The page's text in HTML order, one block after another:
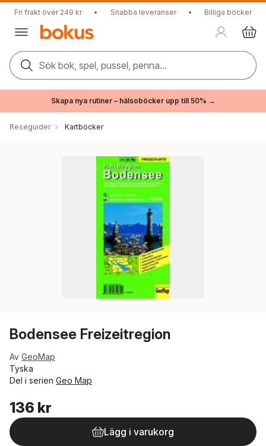
Fri frakt över 249 kr • Snabba leveranser • Billiga böcker
Sök bok, spel, pussel, penna...
Skapa nya rutiner – hälsoböcker upp till 50% →
Reseguider Kartböcker
Bodensee Freizeitregion
Av GeoMap
Tyska
Del i serien Geo Map
136 kr
Lägg i varukorg